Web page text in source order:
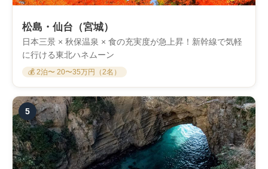
松島・仙台（宮城）
日本三景 × 秋保温泉 × 食の充実度が急上昇！新幹線で気軽
に行ける東北ハネムーン
💰 2泊〜 20〜35万円（2名）
5